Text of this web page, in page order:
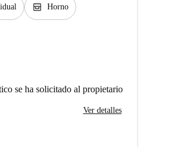
oven_gen Horno
se ha solicitado al propietario
Ver detalles